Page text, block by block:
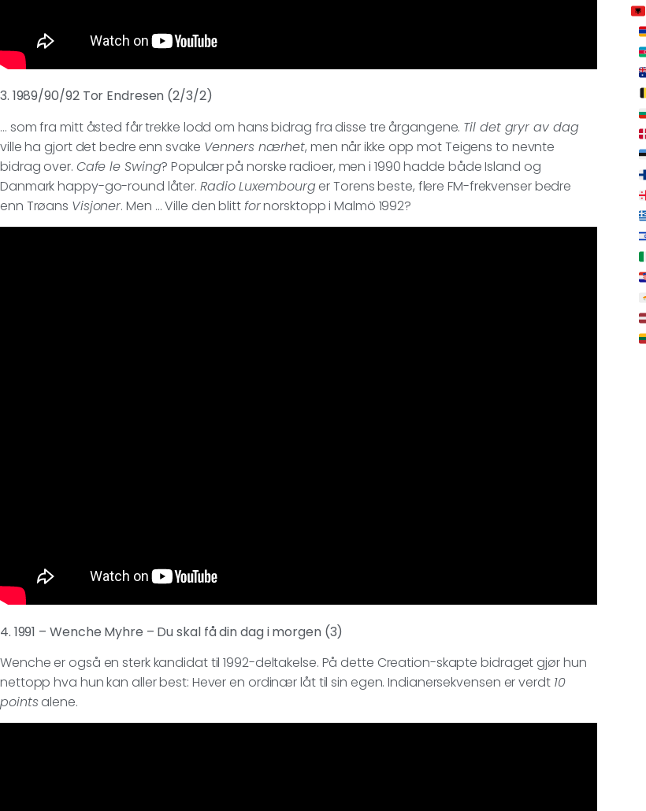
3. 1989/90/92 Tor Endresen (2/3/2)
… som fra mitt åsted får trekke lodd om hans bidrag fra disse tre årgangene. Til det gryr av dag
ville ha gjort det bedre enn svake Venners nærhet, men når ikke opp mot Teigens to nevnte
bidrag over. Cafe le Swing? Populær på norske radioer, men i 1990 hadde både Island og
Danmark happy-go-round låter. Radio Luxembourger Torens beste, flere FM-frekvenser bedre
enn Trøans Visjoner. Men … Ville den blittfornorsktopp i Malmö 1992?
4. 1991 – Wenche Myhre – Du skal få din dag i morgen (3)
Wenche er også en sterk kandidat til 1992-deltakelse. På dette Creation-skapte bidraget gjør hun
nettopp hva hun kan aller best: Hever en ordinær låt til sin egen. Indianersekvensen er verdt 10
pointsalene.